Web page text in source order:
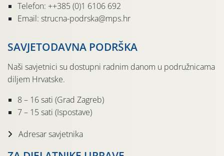
Telefon: ++385 (0)1 6106 692
Email: strucna-podrska@mps.hr
SAVJETODAVNA PODRŠKA
Naši savjetnici su dostupni radnim danom u podružnicama
diljem Hrvatske.
8 – 16 sati (Grad Zagreb)
7 – 15 sati (Ispostave)
Adresar savjetnika